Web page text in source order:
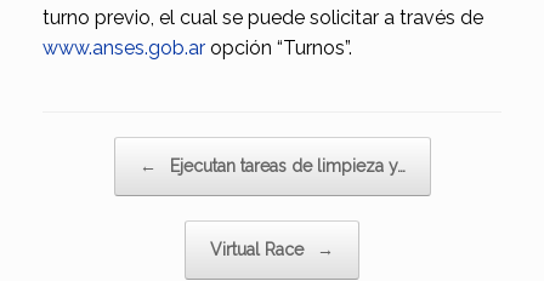
turno previo, el cual se puede solicitar a través de
www.anses.gob.ar opción “Turnos”.
← Ejecutan tareas de limpieza y…
Virtual Race →